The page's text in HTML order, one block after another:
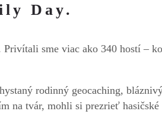
Day.
sme viac ako 340 hostí –
rodinný geocaching,
na tvár, mohli si prezrieť hasičské